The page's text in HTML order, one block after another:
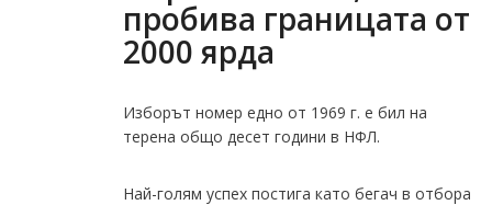
пробива границата от
2000 ярда
Изборът номер едно от 1969 г. е бил на
терена общо десет години в НФЛ.
Най-голям успех постига като бегач в отбора